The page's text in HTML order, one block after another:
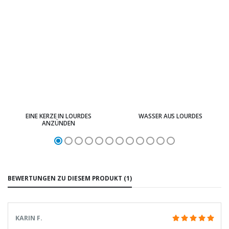
EINE KERZE IN LOURDES
ANZÜNDEN
WASSER AUS LOURDES
BEWERTUNGEN ZU DIESEM PRODUKT (1)
KARIN F.